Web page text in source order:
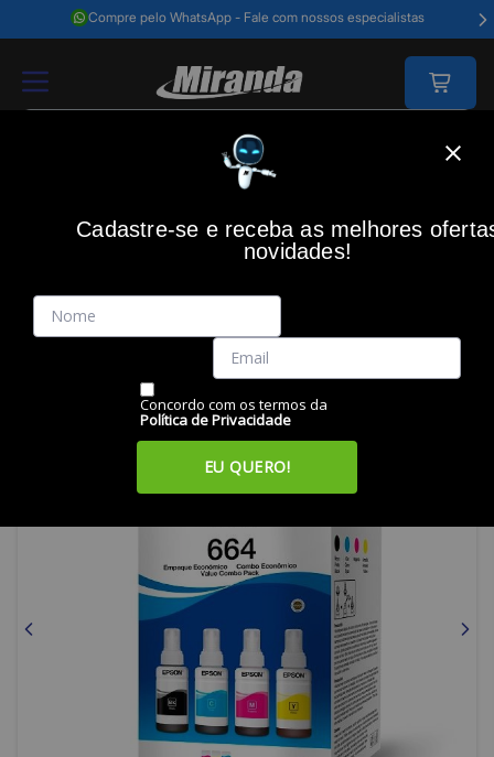
Compre pelo WhatsApp - Fale com nossos especialistas
Kit com 4 Refis de Tinta EPSON T664 Preto e Color, T664520-
Código: 45712
Miranda
Cadastre-se e receba as melhores
novidades!
Concordo com os termos da
Política de Privacidade
EU QUERO!